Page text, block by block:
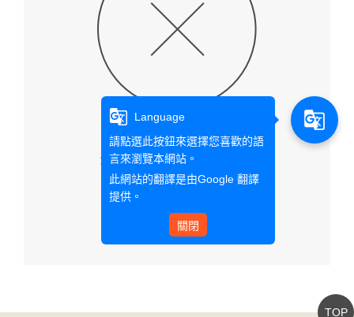
查無此文章資料
回首頁
TOP
g_translate
Language
請點選此按鈕來選擇您喜歡的語
言來瀏覽本網站。
此網站的翻譯是由Google 翻譯
提供。
關閉
g_translate